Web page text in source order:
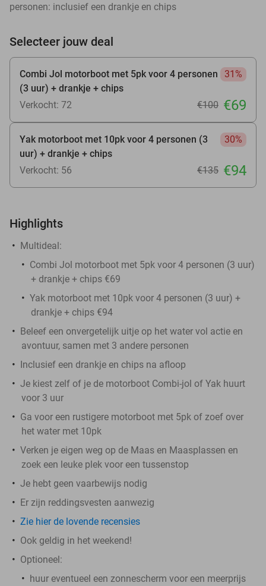
personen: inclusief een drankje en chips
Selecteer jouw deal
Combi Jol motorboot met 5pk voor 4 personen
(3 uur) + drankje + chips
31%
Verkocht: 72 €100 €69
Yak motorboot met 10pk voor 4 personen (3
uur) + drankje + chips
30%
Verkocht: 56 €135 €94
Highlights
Multideal:
Combi Jol motorboot met 5pk voor 4 personen (3 uur)
+ drankje + chips €69
Yak motorboot met 10pk voor 4 personen (3 uur) +
drankje + chips €94
Beleef een onvergetelijk uitje op het water vol actie en
avontuur, samen met 3 andere personen
Inclusief een drankje en chips na afloop
Je kiest zelf of je de motorboot Combi-jol of Yak huurt
voor 3 uur
Ga voor een rustigere motorboot met 5pk of zoef over
het water met 10pk
Verken je eigen weg op de Maas en Maasplassen en
zoek een leuke plek voor een tussenstop
Je hebt geen vaarbewijs nodig
Er zijn reddingsvesten aanwezig
Zie hier de lovende recensies
Ook geldig in het weekend!
Optioneel:
huur eventueel een zonnescherm voor een meerprijs